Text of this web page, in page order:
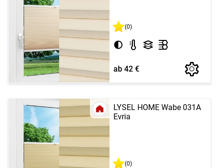
(0)
ab 42 €
LYSEL HOME Wabe 031A
Evria
(0)